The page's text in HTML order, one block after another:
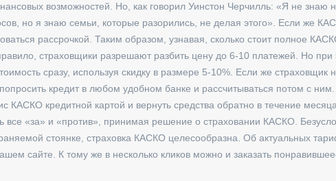
возможностей. Но, как говорил Уинстон Черчилль: «Я не знаю
но я знаю семьи, которые разорились, не делая этого». Если же
рассрочкой. Таким образом, узнавая, сколько стоит полное
страховщики разрешают разбить цену до 6-10 платежей. Но
сразу, используя скидку в размере 5-10%. Если же страховщик
кредит в любом удобном банке и рассчитываться потом с
КАСКО кредитной картой и вернуть средства обратно в течение
все «за» и «против», принимая решение о страховании КАСКО.
стоянке, страховка КАСКО целесообразна. Об актуальных
сайте. К тому же в несколько кликов можно и заказать